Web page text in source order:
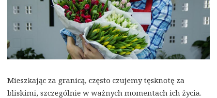
Mieszkając za granicą, często czujemy tęsknotę za
bliskimi, szczególnie w ważnych momentach ich życia.